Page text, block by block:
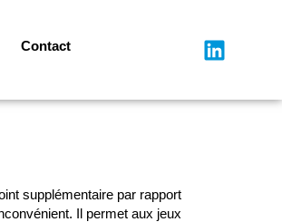
Contact
supplémentaire par rapport
Il permet aux jeux